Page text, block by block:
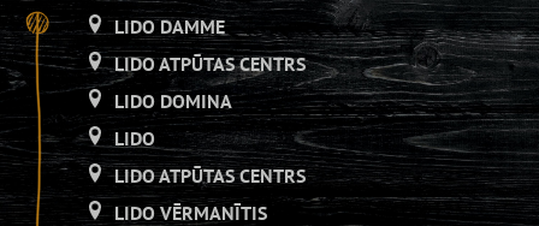
LIDO DAMME
LIDO ATPŪTAS CENTRS
LIDO DOMINA
LIDO
LIDO ATPŪTAS CENTRS
LIDO VĒRMANĪTIS